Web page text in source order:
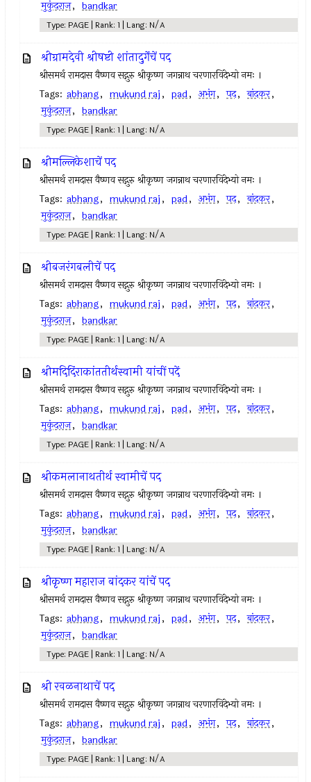
मुकुंदराज, bandkar
Type: PAGE | Rank: 1 | Lang: N/A
श्रीग्रामदेवी श्रीषष्टी शांतादुर्गेचें पद
श्रीसमर्थ रामदास वैष्णव सद्गुरु श्रीकृष्ण जगन्नाथ चरणारविंदेभ्यो नमः ।
Tags: abhang, mukund raj, pad, अभंग, पद, बांदकर,
मुकुंदराज, bandkar
Type: PAGE | Rank: 1 | Lang: N/A
श्रीमल्लिकेशाचें पद
श्रीसमर्थ रामदास वैष्णव सद्गुरु श्रीकृष्ण जगन्नाथ चरणारविंदेभ्यो नमः ।
Tags: abhang, mukund raj, pad, अभंग, पद, बांदकर,
मुकुंदराज, bandkar
Type: PAGE | Rank: 1 | Lang: N/A
श्रीबजरंगबलीचें पद
श्रीसमर्थ रामदास वैष्णव सद्गुरु श्रीकृष्ण जगन्नाथ चरणारविंदेभ्यो नमः ।
Tags: abhang, mukund raj, pad, अभंग, पद, बांदकर,
मुकुंदराज, bandkar
Type: PAGE | Rank: 1 | Lang: N/A
श्रीमदिदिंराकांततीर्थस्वामी यांचीं पदें
श्रीसमर्थ रामदास वैष्णव सद्गुरु श्रीकृष्ण जगन्नाथ चरणारविंदेभ्यो नमः ।
Tags: abhang, mukund raj, pad, अभंग, पद, बांदकर,
मुकुंदराज, bandkar
Type: PAGE | Rank: 1 | Lang: N/A
श्रीकमलानाथतीर्थ स्वामीचें पद
श्रीसमर्थ रामदास वैष्णव सद्गुरु श्रीकृष्ण जगन्नाथ चरणारविंदेभ्यो नमः ।
Tags: abhang, mukund raj, pad, अभंग, पद, बांदकर,
मुकुंदराज, bandkar
Type: PAGE | Rank: 1 | Lang: N/A
श्रीकृष्ण महाराज बांदकर यांचें पद
श्रीसमर्थ रामदास वैष्णव सद्गुरु श्रीकृष्ण जगन्नाथ चरणारविंदेभ्यो नमः ।
Tags: abhang, mukund raj, pad, अभंग, पद, बांदकर,
मुकुंदराज, bandkar
Type: PAGE | Rank: 1 | Lang: N/A
श्री रवळनाथाचें पद
श्रीसमर्थ रामदास वैष्णव सद्गुरु श्रीकृष्ण जगन्नाथ चरणारविंदेभ्यो नमः ।
Tags: abhang, mukund raj, pad, अभंग, पद, बांदकर,
मुकुंदराज, bandkar
Type: PAGE | Rank: 1 | Lang: N/A